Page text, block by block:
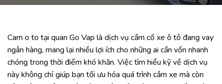
Cam o to tại quan Go Vap là dịch vụ cầm cố xe ô tô đang vay
ngân hàng, mang lại nhiều lợi ích cho những ai cần vốn nhanh
chóng trong thời điểm khó khăn. Việc tìm hiểu kỹ về dịch vụ
này không chỉ giúp bạn tối ưu hóa quá trình cầm xe mà còn